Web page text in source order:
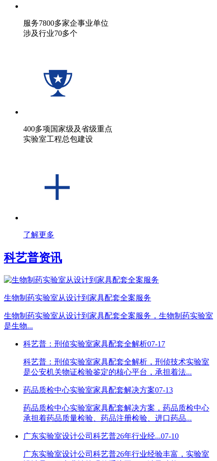
服务7800多家企事业单位
涉及行业70多个
400多项国家级及省级重点
实验室工程总包建设
了解更多
科艺普资讯
生物制药实验室从设计到家具配套全案服务
生物制药实验室从设计到家具配套全案服务，生物制药实验室
是生物...
科艺普：刑侦实验室家具配套全解析07-17
科艺普：刑侦实验室家具配套全解析，刑侦技术实验室
是公安机关物证检验鉴定的核心平台，承担着法...
药品质检中心实验室家具配套解决方案07-13
药品质检中心实验室家具配套解决方案，药品质检中心
承担着药品质量检验、药品注册检验、进口药品...
广东实验室设计公司科艺普26年行业经...07-10
广东实验室设计公司科艺普26年行业经验丰富，实验室